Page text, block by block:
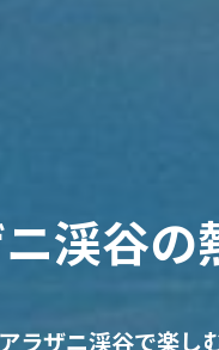
渓谷の
ラザニ渓谷で楽し